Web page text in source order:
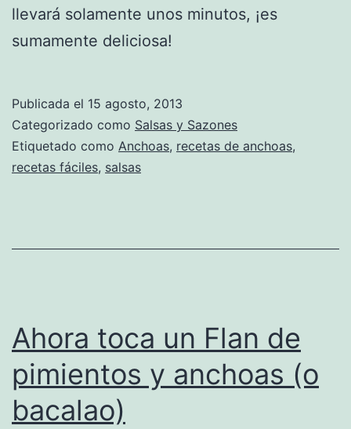
llevará solamente unos minutos, ¡es
sumamente deliciosa!
Publicada el 15 agosto, 2013
Categorizado como Salsas y Sazones
Etiquetado como Anchoas, recetas de anchoas,
recetas fáciles, salsas
Ahora toca un Flan de
pimientos y anchoas (o
bacalao)